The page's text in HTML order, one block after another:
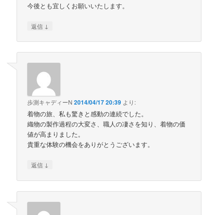
今後とも宜しくお願いいたします。
返信 ↓
歩測キャディーN 2014/04/17 20:39 より:
着物の旅、私も驚きと感動の連続でした。
織物の製作過程の大変さ、職人の凄さを知り、着物の価
値が高まりました。
貴重な体験の機会をありがとうございます。
返信 ↓